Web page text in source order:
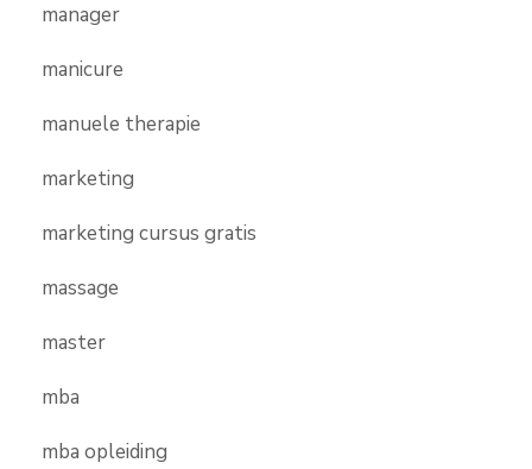
manager
manicure
manuele therapie
marketing
marketing cursus gratis
massage
master
mba
mba opleiding